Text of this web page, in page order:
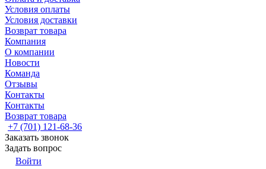
Условия оплаты
Условия доставки
Возврат товара
Компания
О компании
Новости
Команда
Отзывы
Контакты
Контакты
Возврат товара
+7 (701) 121-68-36
Заказать звонок
Задать вопрос
Войти